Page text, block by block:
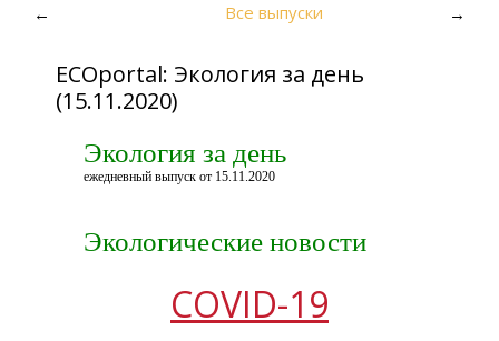
← Все выпуски →
ECOportal: Экология за день
(15.11.2020)
Экология за день
ежедневный выпуск от 15.11.2020
Экологические новости
COVID-19